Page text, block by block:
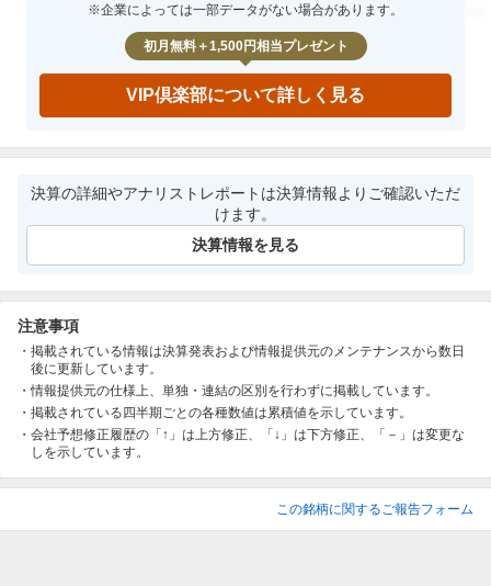
0000年0月期 0000年0月期 000 － 000
※企業によっては一部データがない場合があります。
初月無料＋1,500円相当プレゼント
VIP倶楽部について詳しく見る
決算の詳細やアナリストレポートは決算情報よりご確認いただ
けます。
決算情報を見る
注意事項
掲載されている情報は決算発表および情報提供元のメンテナンスから数日
後に更新しています。
情報提供元の仕様上、単独・連結の区別を行わずに掲載しています。
掲載されている四半期ごとの各種数値は累積値を示しています。
会社予想修正履歴の「↑」は上方修正、「↓」は下方修正、「－」は変更な
しを示しています。
この銘柄に関するご報告フォーム